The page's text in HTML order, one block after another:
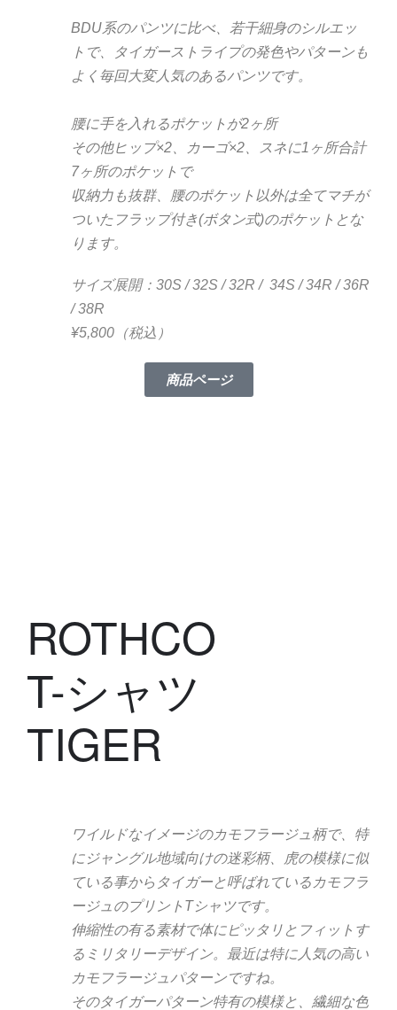
BDU系のパンツに比べ、若干細身のシルエッ
トで、タイガーストライプの発色やパターンも
よく毎回大変人気のあるパンツです。
腰に手を入れるポケットが2ヶ所
その他ヒップ×2、カーゴ×2、スネに1ヶ所合計
7ヶ所のポケットで
収納力も抜群、腰のポケット以外は全てマチが
ついたフラップ付き(ボタン式)のポケットとな
ります。
サイズ展開：30S / 32S / 32R / 34S / 34R / 36R
/ 38R
¥5,800（税込）
商品ページ
ROTHCO
T-シャツ
TIGER
ワイルドなイメージのカモフラージュ柄で、特
にジャングル地域向けの迷彩柄、虎の模様に似
ている事からタイガーと呼ばれているカモフラ
ージュのプリントTシャツです。
伸縮性の有る素材で体にピッタリとフィットす
るミリタリーデザイン。最近は特に人気の高い
カモフラージュパターンですね。
そのタイガーパターン特有の模様と、繊細な色